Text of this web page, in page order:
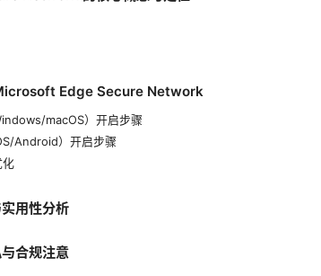
Edge Secure Network
macOS）开启步骤
Android）开启步骤
化
用性分析
合规注意